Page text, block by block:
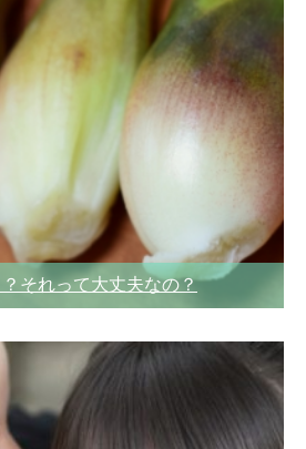
それって大丈夫なの？